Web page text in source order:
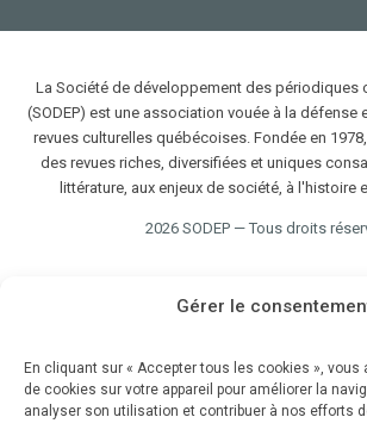
Gérer le
En cliquant sur « Accepter tous les cookies »,
de cookies sur votre appareil pour améliorer la
analyser son utilisation et contribuer à nos efforts
La Société de développement des périodiques
(SODEP) est une association vouée à la défense
revues culturelles québécoises. Fondée en
des revues riches, diversifiées et uniques
littérature, aux enjeux de société, à l'histoire
2026 SODEP — Tous droits